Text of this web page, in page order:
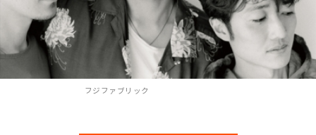
フジファブリック